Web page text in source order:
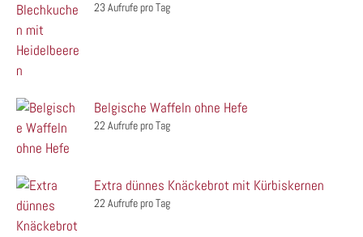
23 Aufrufe pro Tag
Belgische Waffeln ohne Hefe
22 Aufrufe pro Tag
Extra dünnes Knäckebrot mit Kürbiskernen
22 Aufrufe pro Tag